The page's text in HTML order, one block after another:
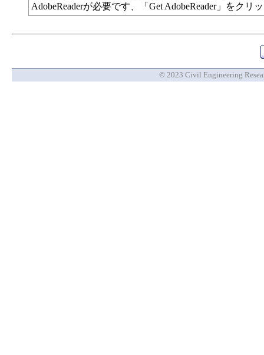
AdobeReaderが必要です、「Get AdobeReader」をク
© 2023 Civil Engineering